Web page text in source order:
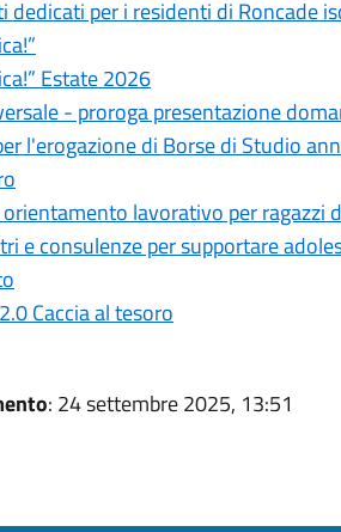
dedicati per i residenti di Roncade
Estate 2026
- proroga presentazione
l'erogazione di Borse di Studio
lavorativo per ragazzi
e consulenze per supportare
Caccia al tesoro
: 24 settembre 2025, 13:51